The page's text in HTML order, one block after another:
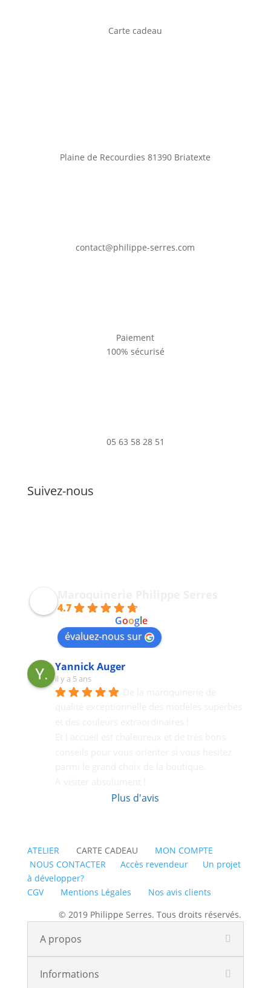
Carte cadeau
Plaine de Recourdies81390 Briatexte
contact@philippe-serres.com
Paiement
100% sécurisé
05 63 58 28 51
Suivez-nous
Maroquinerie Philippe Serres
4.7
Google
évaluez-nous sur
Yannick Auger
il y a 5 ans
Plus d'avis
ATELIERCARTE CADEAU MON COMPTE
NOUS CONTACTER
Accès revendeur
Un projet
à développer?
CGV
Mentions Légales
Nos avis clients
© 2019 Philippe Serres. Tous droits réservés.
A propos
Informations